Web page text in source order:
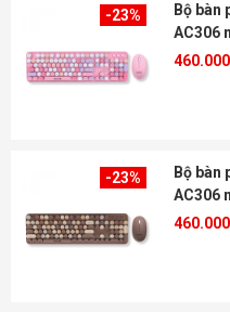
-23%
Bộ bàn
AC306
-23%
Bộ bàn
AC306